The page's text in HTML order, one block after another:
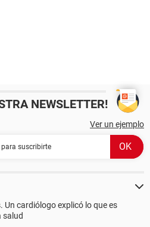
NEWSLETTER!
Ver un ejemplo
Un cardiólogo explicó lo que es
salud